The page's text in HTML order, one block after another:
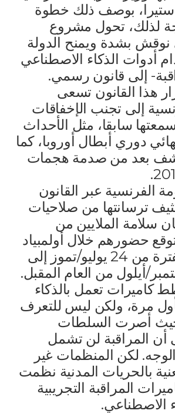
بوصف ذلك خطوة
لذلك، تحول مشروع
نوقش بشدة ويمنح الدولة
أدوات الذكاء الاصطناعي
إلى قانون رسمي.
هذا القانون تسعى
إلى تجنب الإخفاقات
سابقا، مثل الأحداث
دوري أبطال أوروبا، كما
تشف بعد من صدمة هجمات
الفرنسية عبر القانون
ترسانتها من صلاحيات
سلامة الملايين من
حضورهم خلال أولمبياد
باريس في الفترة من 24 يوليو/تموز إلى
أيلول من العام المقبل.
كاميرات تعمل بالذكاء
مرة، ولكن ليس للتعرف
أصرت السلطات
أن المراقبة لن تشمل
لكن المنظمات غير
بالحريات المدنية نظمت
المراقبة التجريبية
الاصطناعي.